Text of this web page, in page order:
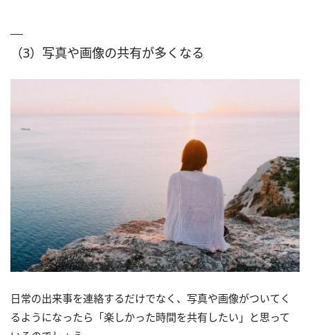
（3）写真や画像の共有が多くなる
日常の出来事を連絡するだけでなく、写真や画像がついてく
るようになったら「楽しかった時間を共有したい」と思って